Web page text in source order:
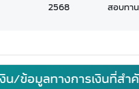
2568 สอบทาน
/ข้อมูลทางการเงินที่ส